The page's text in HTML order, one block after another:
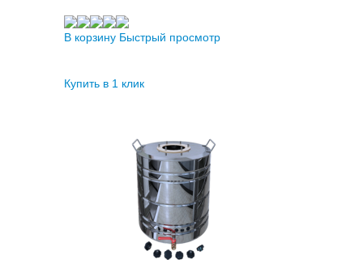
В корзину Быстрый просмотр
Купить в 1 клик